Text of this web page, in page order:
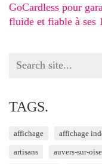
GoCardless pour
fluide et fiable à ses
Search
TAGS.
affichage affichage
artisans auvers-sur-oise